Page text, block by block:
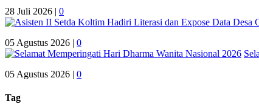
28 Juli 2026 | 0
05 Agustus 2026 | 0
05 Agustus 2026 | 0
Tag